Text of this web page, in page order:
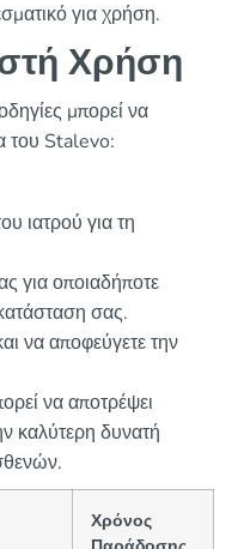
για χρήση.
Χρήση
μπορεί να
του Stalevo:
ιατρού για τη
για οποιαδήποτε
σας.
να αποφεύγετε την
να αποτρέψει
καλύτερη δυνατή
Χρόνος